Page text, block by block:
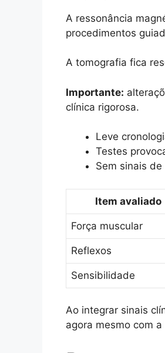
A ressonância
procedimentos
A tomografia fica
Importante:
clínica rigorosa.
Leve
Testes
Sem sinais
Item avaliado
Força muscular
Reflexos
Sensibilidade
Ao integrar sinais
agora mesmo com